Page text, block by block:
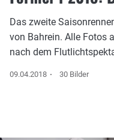
Das zweite
von Bahrein. Alle Fotos
nach dem
09.04.2018 30 Bilder